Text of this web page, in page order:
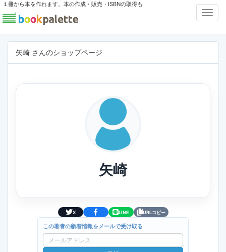
１冊から本を作れます。本の作成・販売・ISBNの取得も
矢崎 さんのショップページ
矢崎
X LINE URLコピー
この著者の新着情報をメールで受け取る
ー